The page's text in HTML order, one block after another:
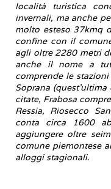
località turistica
invernali, ma anche
molto esteso 37kmq
confine con il
agli oltre 2280 metri
anche il nome a
comprende le
Soprana
citate, Frabosa
Ressia, Riosecco
conta circa 1600
aggiungere oltre
comune piemontese
alloggi stagionali.